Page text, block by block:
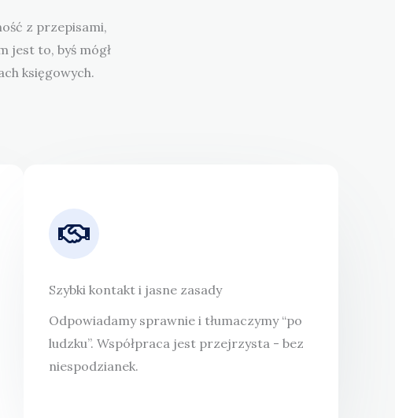
z przepisami,
jest to, byś mógł
księgowych.
Szybki kontakt i jasne zasady
Odpowiadamy sprawnie i tłumaczymy “po
ludzku”. Współpraca jest przejrzysta - bez
niespodzianek.